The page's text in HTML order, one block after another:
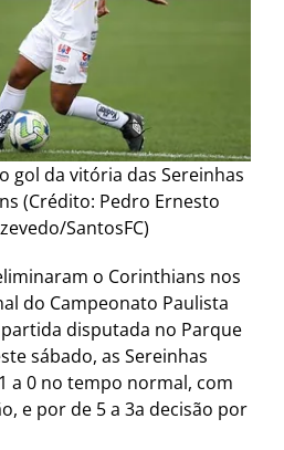
gol da vitória das Sereinhas
(Crédito: Pedro Ernesto
SantosFC)
o Corinthians nos
do Campeonato Paulista
disputada no Parque
sábado, as Sereinhas
a 0 no tempo normal, com
e por de 5 a 3a decisão por